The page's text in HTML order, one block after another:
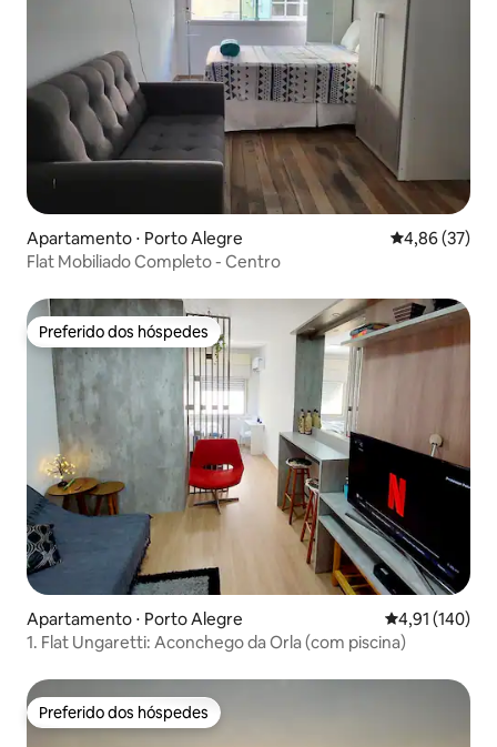
Apartamento ⋅ Porto Alegre 4,86 de uma
4,86 (37)
Flat Mobiliado Completo - Centro
Preferido dos hóspedes
Preferido dos hóspedes
Apartamento ⋅ Porto Alegre 4,91 de uma
4,91 (140)
1. Flat Ungaretti: Aconchego da Orla (com piscina)
Preferido dos hóspedes
Preferido dos hóspedes